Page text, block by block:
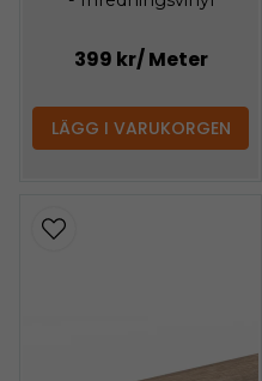
399 kr/ Meter
LÄGG I VARUKORGEN